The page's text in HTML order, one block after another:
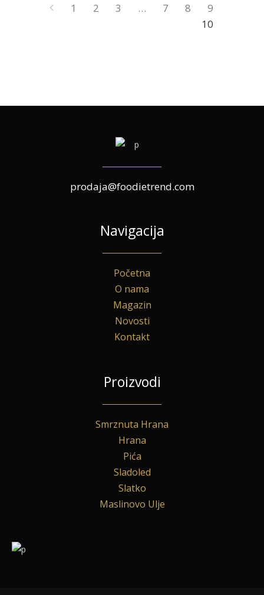
1 2 3 … 7 8
9
10
prodaja@foodietrend.com
Navigacija
Početna
O nama
Magazin
Novosti
Kontakt
Proizvodi
Smrznuta Hrana
Hrana
Pića
Sladoled
Slatko
Maslinovo Ulje